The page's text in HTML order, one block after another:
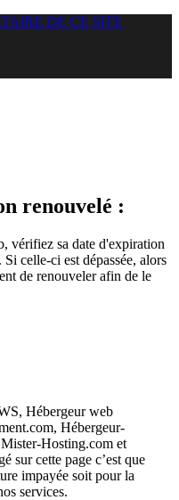
DE CE SITE
renouvelé :
vérifiez sa date d'expiration
celle-ci est dépassée, alors
de renouveler afin de le
Hébergeur web
Hébergeur-
Hosting.com et
sur cette page c’est que
impayée soit pour la
services.